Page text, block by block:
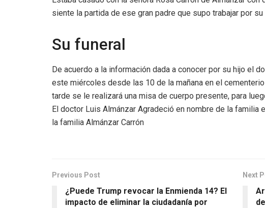
siente la partida de ese gran padre que supo trabajar por su
Su funeral
De acuerdo a la información dada a conocer por su hijo el
este miércoles desde las 10 de la mañana en el
tarde se le realizará una misa de cuerpo presente, para
El doctor Luis Almánzar Agradeció en nombre de la
la familia Almánzar Carrón
Previous Post
¿Puede Trump revocar la Enmienda 14? El
impacto de eliminar la ciudadanía por
Next